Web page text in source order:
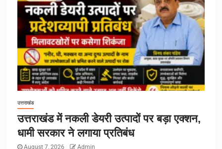
उत्तराखंड
उत्तराखंड में नकली डेयरी उत्पादों पर बड़ा एक्शन,
धामी सरकार ने लगाया प्रतिबंध
August 7, 2026 Admin